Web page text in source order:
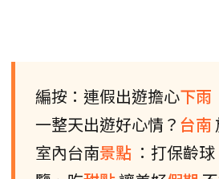
編按：連假出遊擔心下雨
一整天出遊好心情？ 台南
室內台南景點 ：打保齡